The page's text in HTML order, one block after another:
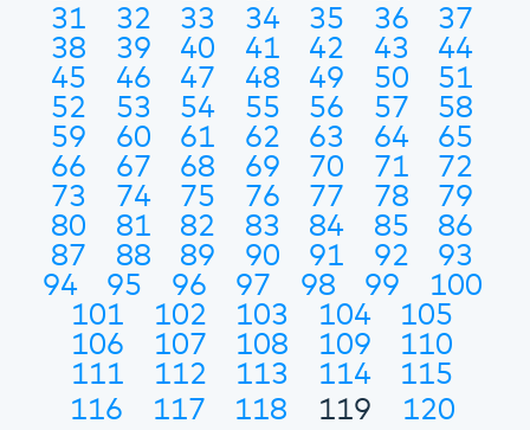
31
32 33 34 35 36
37
38
39 40 41 42 43
44
45
46 47 48 49 50
51
52
53 54 55 56 57
58
59
60 61 62 63 64
65
66
67 68 69 70 71
72
73
74 75 76 77 78
79
80
81 82 83 84 85
86
87
88 89 90 91 92
93
94
95 96 97 98 99
100
101
102 103 104
105
106
107 108 109
110
111
112 113 114
115
116
117 118 119
120